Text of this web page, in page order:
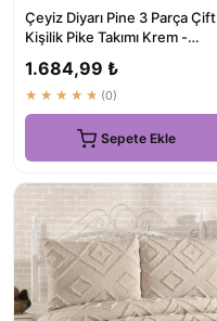
Çeyiz Diyarı Pine 3 Parça Çift
Kişilik Pike Takımı Krem -
1.684,99 ₺
★★★★★ (0)
Sepete Ekle